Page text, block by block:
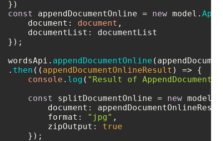
const
appendDocumentOnline = new model.
document : document ,
documentList : documentList
});
wordsApi. appendDocumentOnline
. then ( ( appendDocumentOnlineResult ) => {
console . log ( "Result of
const
splitDocumentOnline = new model.
document :
format : "jpg" ,
zipOutput : true
    });